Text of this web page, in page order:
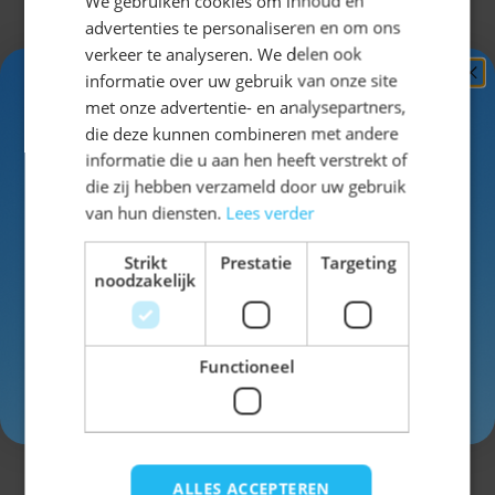
Dirndl Helmut met Pruik
Vanaf
Andere producten die mogelijk iets
advertenties te personaliseren en om ons
verkeer te analyseren. We delen ook
informatie over uw gebruik van onze site
met onze advertentie- en analysepartners,
die deze kunnen combineren met andere
informatie die u aan hen heeft verstrekt of
die zij hebben verzameld door uw gebruik
van hun diensten. Lees verder
Strikt
noodzakelijk
Prestatie Targeting
Functioneel
ALLES ACCEPTEREN
Ontvang5%
KORTING!
Schrijf je nuin voor de nieuwsbrief en ontvang toegang
tot exclusieve kortingen!
Voor- en achternaam
Inschrijven